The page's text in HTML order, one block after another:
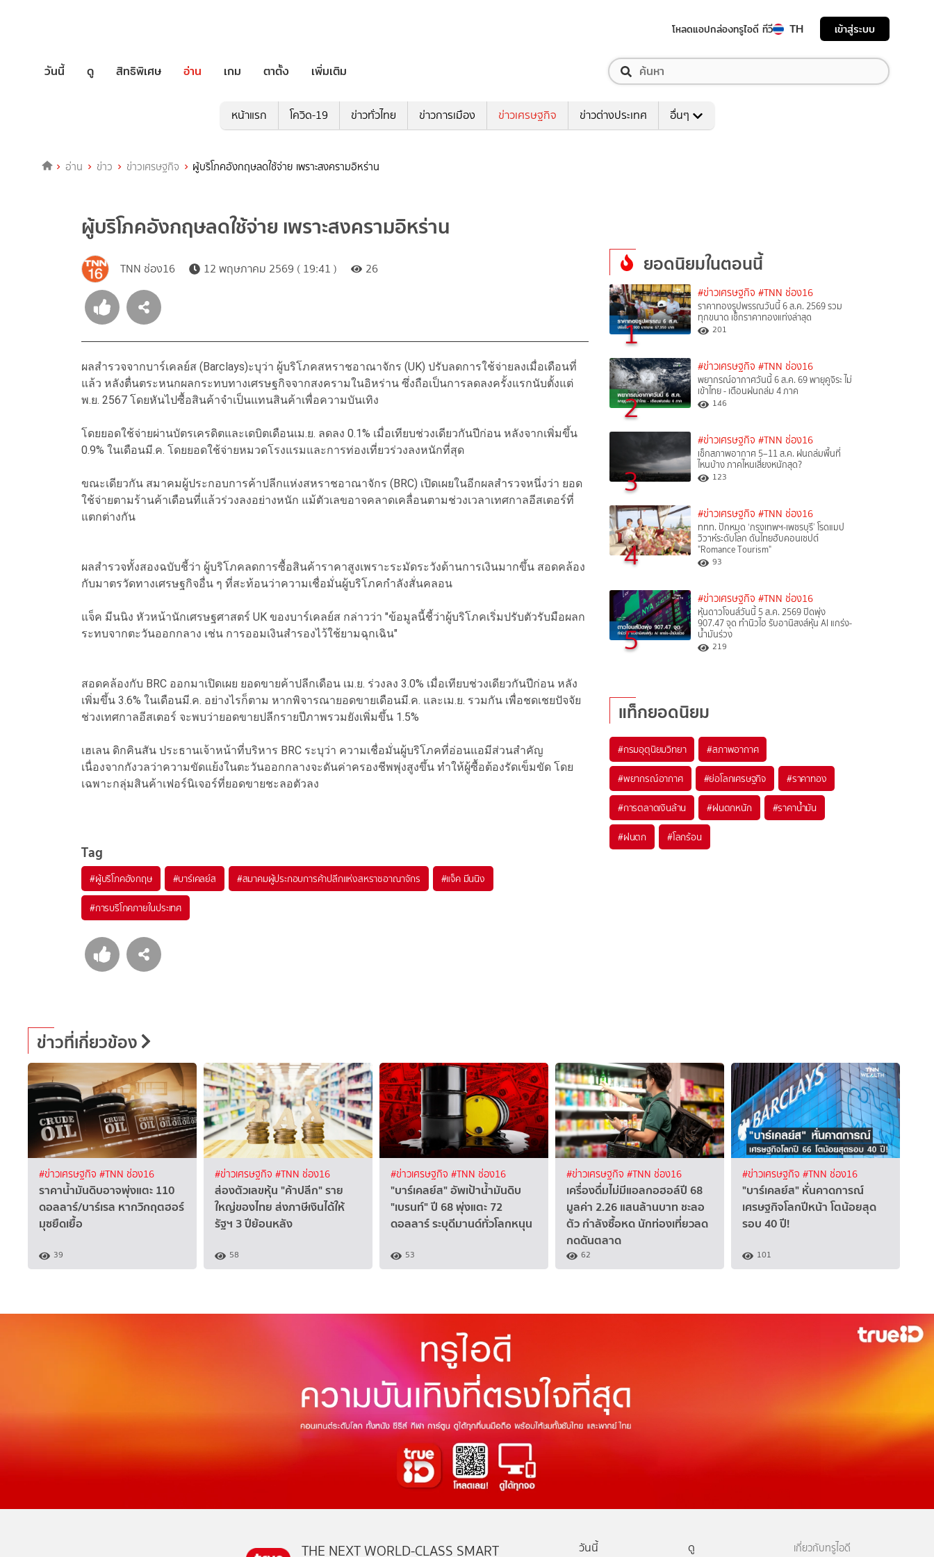
โหลดแอปกล่องทรูไอดี ทีวี TH เข้าสู่ระบบ
วันนี้ ดู สิทธิพิเศษ อ่าน เกม ตาตั้ง เพิ่มเติม
หน้าแรก โควิด-19 ข่าวทั่วไทย ข่าวการเมือง ข่าวเศรษฐกิจ ข่าวต่างประเทศ อื่นๆ
อ่าน ข่าว ข่าวเศรษฐกิจ ผู้บริโภคอังกฤษลดใช้จ่าย เพราะสงครามอิหร่าน
ผู้บริโภคอังกฤษลดใช้จ่าย เพราะสงครามอิหร่าน
TNN ช่อง16 12 พฤษภาคม 2569 ( 19:41 ) 26
ผลสำรวจจากบาร์เคลย์ส (Barclays)ะบุว่า ผู้บริโภคสหราชอาณาจักร (UK) ปรับลดการใช้จ่ายลงเมื่อเดือนที่
แล้ว หลังตื่นตระหนกผลกระทบทางเศรษฐกิจจากสงครามในอิหร่าน ซึ่งถือเป็นการลดลงครั้งแรกนับตั้งแต่
พ.ย. 2567 โดยหันไปซื้อสินค้าจำเป็นแทนสินค้าเพื่อความบันเทิง
โดยยอดใช้จ่ายผ่านบัตรเครดิตและเดบิตเดือนเม.ย. ลดลง 0.1% เมื่อเทียบช่วงเดียวกันปีก่อน หลังจากเพิ่มขึ้น
0.9% ในเดือนมี.ค. โดยยอดใช้จ่ายหมวดโรงแรมและการท่องเที่ยวร่วงลงหนักที่สุด
ขณะเดียวกัน สมาคมผู้ประกอบการค้าปลีกแห่งสหราชอาณาจักร (BRC) เปิดเผยในอีกผลสำรวจหนึ่งว่า ยอด
ใช้จ่ายตามร้านค้าเดือนที่แล้วร่วงลงอย่างหนัก แม้ตัวเลขอาจคลาดเคลื่อนตามช่วงเวลาเทศกาลอีสเตอร์ที่
แตกต่างกัน
ผลสำรวจทั้งสองฉบับชี้ว่า ผู้บริโภคลดการซื้อสินค้าราคาสูงเพราะระมัดระวังด้านการเงินมากขึ้น สอดคล้อง
กับมาตรวัดทางเศรษฐกิจอื่น ๆ ที่สะท้อนว่าความเชื่อมั่นผู้บริโภคกำลังสั่นคลอน
แจ็ค มีนนิง หัวหน้านักเศรษฐศาสตร์ UK ของบาร์เคลย์ส กล่าวว่า "ข้อมูลนี้ชี้ว่าผู้บริโภคเริ่มปรับตัวรับมือผลก
ระทบจากตะวันออกกลาง เช่น การออมเงินสำรองไว้ใช้ยามฉุกเฉิน"
สอดคล้องกับ BRC ออกมาเปิดเผย ยอดขายค้าปลีกเดือน เม.ย. ร่วงลง 3.0% เมื่อเทียบช่วงเดียวกันปีก่อน หลัง
เพิ่มขึ้น 3.6% ในเดือนมี.ค. อย่างไรก็ตาม หากพิจารณายอดขายเดือนมี.ค. และเม.ย. รวมกัน เพื่อชดเชยปัจจัย
ช่วงเทศกาลอีสเตอร์ จะพบว่ายอดขายปลีกรายปีภาพรวมยังเพิ่มขึ้น 1.5%
เฮเลน ดิกคินสัน ประธานเจ้าหน้าที่บริหาร BRC ระบุว่า ความเชื่อมั่นผู้บริโภคที่อ่อนแอมีส่วนสำคัญ
เนื่องจากกังวลว่าความขัดแย้งในตะวันออกกลางจะดันค่าครองชีพพุ่งสูงขึ้น ทำให้ผู้ซื้อต้องรัดเข็มขัด โดย
เฉพาะกลุ่มสินค้าเฟอร์นิเจอร์ที่ยอดขายชะลอตัวลง
Tag
#ผู้บริโภคอังกฤษ #บาร์เคลย์ส #สมาคมผู้ประกอบการค้าปลีกแห่งสหราชอาณาจักร #แจ็ค มีนนิง
#การบริโภคภายในประเทศ
ยอดนิยมในตอนนี้
1
#ข่าวเศรษฐกิจ #TNN ช่อง16
ราคาทองรูปพรรณวันนี้ 6 ส.ค. 2569 รวม
ทุกขนาด เช็กราคาทองแท่งล่าสุด
201
2
#ข่าวเศรษฐกิจ #TNN ช่อง16
พยากรณ์อากาศวันนี้ 6 ส.ค. 69 พายุคูจิระ ไม่
เข้าไทย - เตือนฝนถล่ม 4 ภาค
146
3
#ข่าวเศรษฐกิจ #TNN ช่อง16
เช็กสภาพอากาศ 5–11 ส.ค. ฝนถล่มพื้นที่
ไหนบ้าง ภาคไหนเสี่ยงหนักสุด?
123
4
#ข่าวเศรษฐกิจ #TNN ช่อง16
ททท. ปักหมุด ‘กรุงเทพฯ-เพชรบุรี’ โรดแมป
วิวาห์ระดับโลก ดันไทยฮับคอนเซปต์
"Romance Tourism"
93
5
#ข่าวเศรษฐกิจ #TNN ช่อง16
หุ้นดาวโจนส์วันนี้ 5 ส.ค. 2569 ปิดพุ่ง
907.47 จุด ทำนิวไฮ รับอานิสงส์หุ้น AI แกร่ง-
น้ำมันร่วง
219
แท็กยอดนิยม
#กรมอุตุนิยมวิทยา #สภาพอากาศ
#พยากรณ์อากาศ #ย่อโลกเศรษฐกิจ #ราคาทอง
#การตลาดเงินล้าน #ฝนตกหนัก #ราคาน้ำมัน
#ฝนตก #โลกร้อน
ข่าวที่เกี่ยวข้อง
#ข่าวเศรษฐกิจ #TNN ช่อง16
ราคาน้ำมันดิบอาจพุ่งแตะ 110
ดอลลาร์/บาร์เรล หากวิกฤตฮอร์
มุซยืดเยื้อ
39
#ข่าวเศรษฐกิจ #TNN ช่อง16
ส่องตัวเลขหุ้น "ค้าปลีก" ราย
ใหญ่ของไทย ส่งภาษีเงินได้ให้
รัฐฯ 3 ปีย้อนหลัง
58
#ข่าวเศรษฐกิจ #TNN ช่อง16
"บาร์เคลย์ส" อัพเป้าน้ำมันดิบ
"เบรนท์" ปี 68 พุ่งแตะ 72
ดอลลาร์ ระบุดีมานด์ทั่วโลกหนุน
53
#ข่าวเศรษฐกิจ #TNN ช่อง16
เครื่องดื่มไม่มีแอลกอฮอล์ปี 68
มูลค่า 2.26 แสนล้านบาท ชะลอ
ตัว กำลังซื้อหด นักท่องเที่ยวลด
กดดันตลาด
62
#ข่าวเศรษฐกิจ #TNN ช่อง16
"บาร์เคลย์ส" หั่นคาดการณ์
เศรษฐกิจโลกปีหน้า โตน้อยสุด
รอบ 40 ปี!
101
THE NEXT WORLD-CLASS SMART วันนี้ ดู เกี่ยวกับทรูไอดี